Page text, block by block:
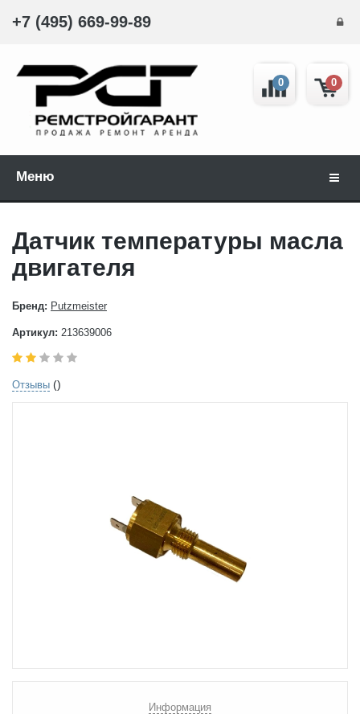
+7 (495) 669-99-89
0
0
Меню
Датчик температуры масла
двигателя
Бренд: Putzmeister
Артикул: 213639006
Отзывы ()
Информация